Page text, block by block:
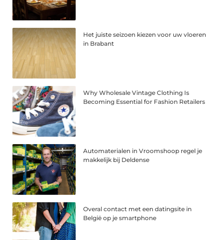
Het juiste seizoen kiezen voor uw vloeren
in Brabant
Why Wholesale Vintage Clothing Is
Becoming Essential for Fashion Retailers
Automaterialen in Vroomshoop regel je
makkelijk bij Deldense
Overal contact met een datingsite in
België op je smartphone